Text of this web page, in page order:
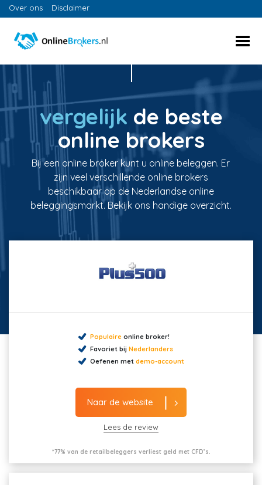
Over ons Disclaimer
vergelijk de beste
online brokers
Bij een online broker kunt u online beleggen. Er
zijn veel verschillende online brokers
beschikbaar op de Nederlandse online
beleggingsmarkt. Bekijk ons handige overzicht.
Populaireonline broker!
Favoriet bij Nederlanders
Oefenen met demo-account
Naar de website
Lees de review
*77% van de retailbeleggers verliest geld met CFD’s.